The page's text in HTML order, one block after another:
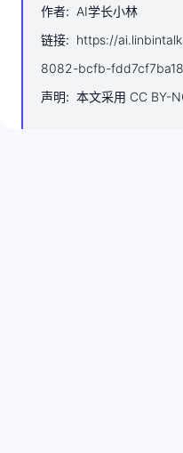
作者: AI学长小林
链接: https://
8082-bcfb-
声明: 本文采用 CC BY-